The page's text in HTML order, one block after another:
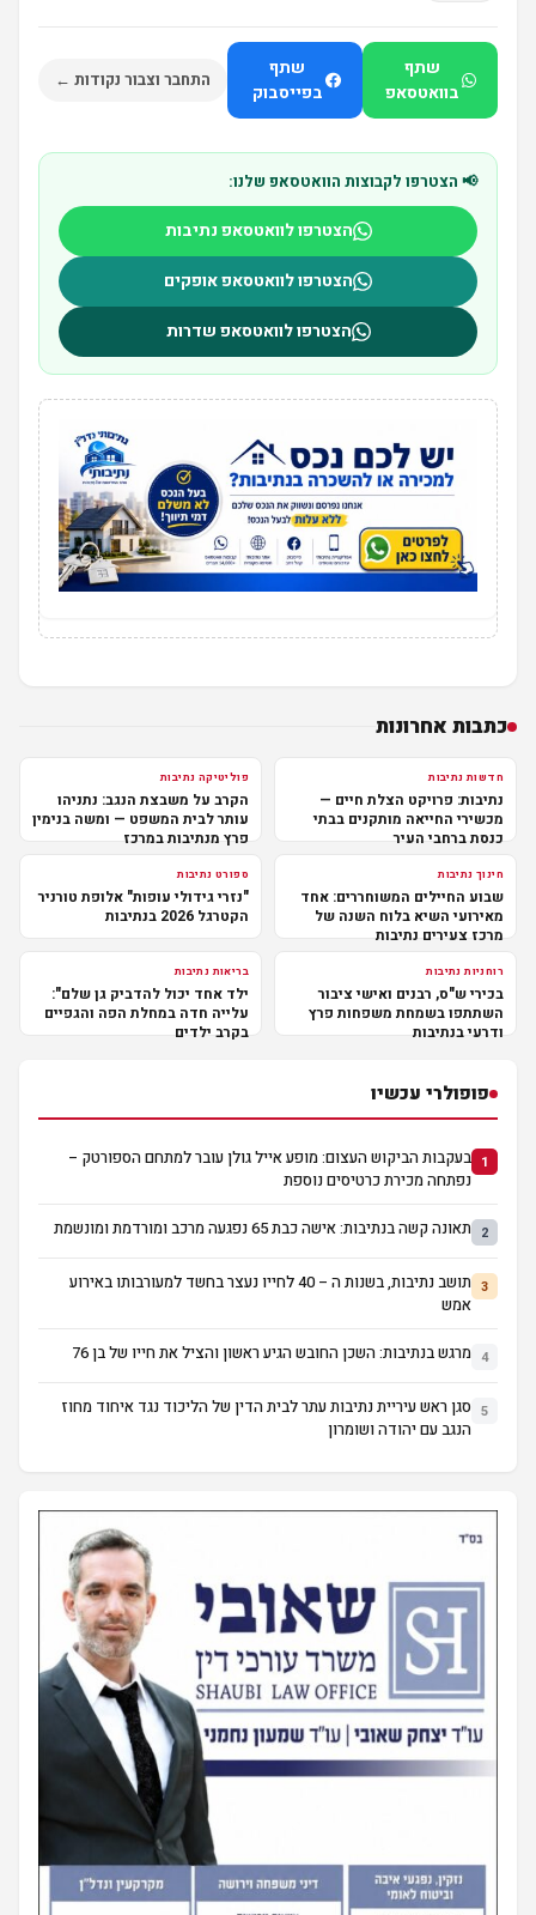
שתף
בוואטסאפ
שתף
בפייסבוק
התחבר וצבור נקודות ←
📢 הצטרפו לקבוצות הוואטסאפ שלנו:
הצטרפו לוואטסאפ נתיבות
הצטרפו לוואטסאפ אופקים
הצטרפו לוואטסאפ שדרות
כתבות אחרונות
חדשות נתיבות
נתיבות: פרויקט הצלת חיים —
מכשירי החייאה מותקנים בבתי
כנסת ברחבי העיר
פוליטיקה נתיבות
הקרב על משבצת הנגב: נתניהו
עותר לבית המשפט — ומשה בנימין
פרץ מנתיבות במרכז
חינוך נתיבות
שבוע החיילים המשוחררים: אחד
מאירועי השיא בלוח השנה של
מרכז צעירים נתיבות
ספורט נתיבות
"נזרי גידולי עופות" אלופת טורניר
הקטרגל 2026 בנתיבות
רוחניות נתיבות
בכירי ש"ס, רבנים ואישי ציבור
השתתפו בשמחת משפחות פרץ
ודרעי בנתיבות
בריאות נתיבות
ילד אחד יכול להדביק גן שלם":
עלייה חדה במחלת הפה והגפיים
בקרב ילדים
פופולרי עכשיו
1 בעקבות הביקוש העצום: מופע אייל גולן עובר למתחם הספורטק –
נפתחה מכירת כרטיסים נוספת
2 תאונה קשה בנתיבות: אישה כבת 65 נפגעה מרכב ומורדמת ומונשמת
3
תושב נתיבות, בשנות ה – 40 לחייו נעצר בחשד למעורבותו באירוע
אמש
4 מרגש בנתיבות: השכן החובש הגיע ראשון והציל את חייו של בן 76
5 סגן ראש עיריית נתיבות עתר לבית הדין של הליכוד נגד איחוד מחוז
הנגב עם יהודה ושומרון